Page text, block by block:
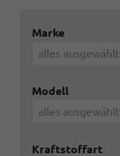
Marke
alles ausgewählt
Modell
alles ausgewählt
Kraftstoffart